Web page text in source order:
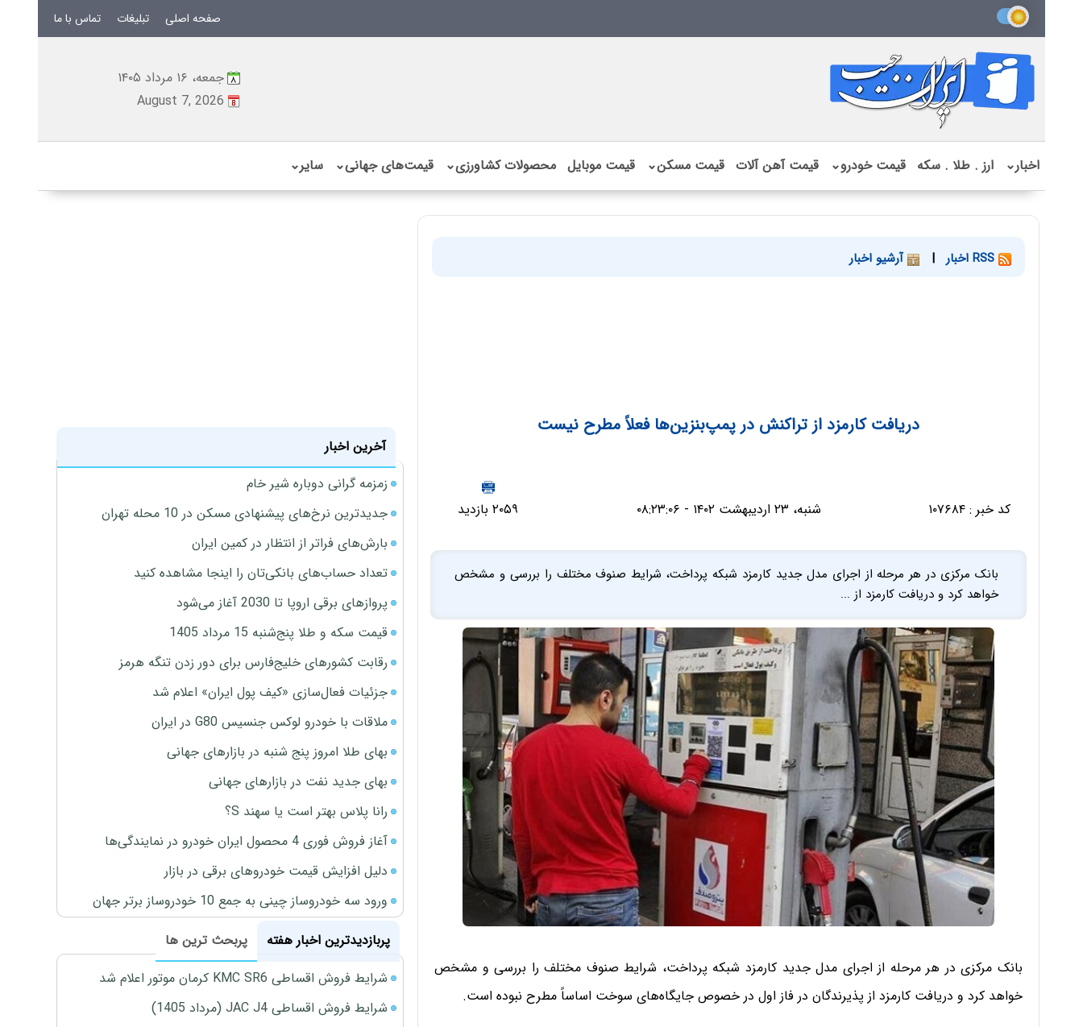
صفحه اصلی تبلیغات تماس با ما
جمعه، ۱۶ مرداد ۱۴۰۵
August 7, 2026
اخبار⌄ ارز . طلا . سکه قیمت خودرو⌄ قیمت آهن آلات قیمت مسکن⌄ قیمت موبایل محصولات کشاورزی⌄ قیمت‌های جهانی⌄ سایر⌄
| آرشیو اخبار
دریافت کارمزد از تراکنش در پمپ‌بنزین‌ها فعلاً مطرح نیست
کد خبر : ۱۰۷۶۸۴ شنبه، ۲۳ اردیبهشت ۱۴۰۲ - ۰۸:۲۳:۰۶ ۲۰۵۹ بازدید
بانک مرکزی در هر مرحله از اجرای مدل جدید کارمزد شبکه پرداخت، شرایط صنوف مختلف را بررسی و مشخص
خواهد کرد و دریافت کارمزد از ...
بانک مرکزی در هر مرحله از اجرای مدل جدید کارمزد شبکه پرداخت، شرایط صنوف مختلف را بررسی و مشخص
خواهد کرد و دریافت کارمزد از پذیرندگان در فاز اول در خصوص جایگاه‌های سوخت اساساً مطرح نبوده است.
آخرین اخبار
زمزمه گرانی دوباره شیر خام
جدیدترین نرخ‌های پیشنهادی مسکن در 10 محله تهران
بارش‌های فراتر از انتظار در کمین ایران
تعداد حساب‌های بانکی‌تان را اینجا مشاهده کنید
پروازهای برقی اروپا تا 2030 آغاز می‌شود
قیمت سکه و طلا پنج‌شنبه 15 مرداد 1405
رقابت کشورهای خلیج‌فارس برای دور زدن تنگه هرمز
جزئیات فعال‌سازی «کیف پول ایران» اعلام شد
ملاقات با خودرو لوکس جنسیس G80 در ایران
بهای طلا امروز پنج شنبه در بازارهای جهانی
بهای جدید نفت در بازارهای جهانی
رانا پلاس بهتر است یا سهند S؟
آغاز فروش فوری 4 محصول ایران خودرو در نمایندگی‌ها
دلیل افزایش قیمت خودروهای برقی در بازار
ورود سه خودروساز چینی به جمع 10 خودروساز برتر جهان
پربازدیدترین اخبار هفته
پربحث ترین ها
شرایط فروش اقساطی KMC SR6 کرمان موتور اعلام شد
شرایط فروش اقساطی JAC J4 (مرداد 1405)